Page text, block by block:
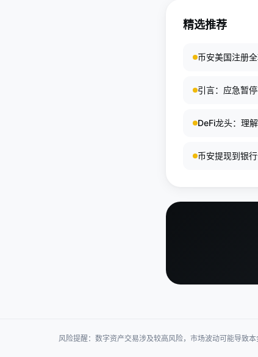
精选推荐
币安美国注册
引言：应急暂
DeFi龙头：理
币安提现到银
风险提醒：数字资产交易涉及较高风险，市场波动可能导致